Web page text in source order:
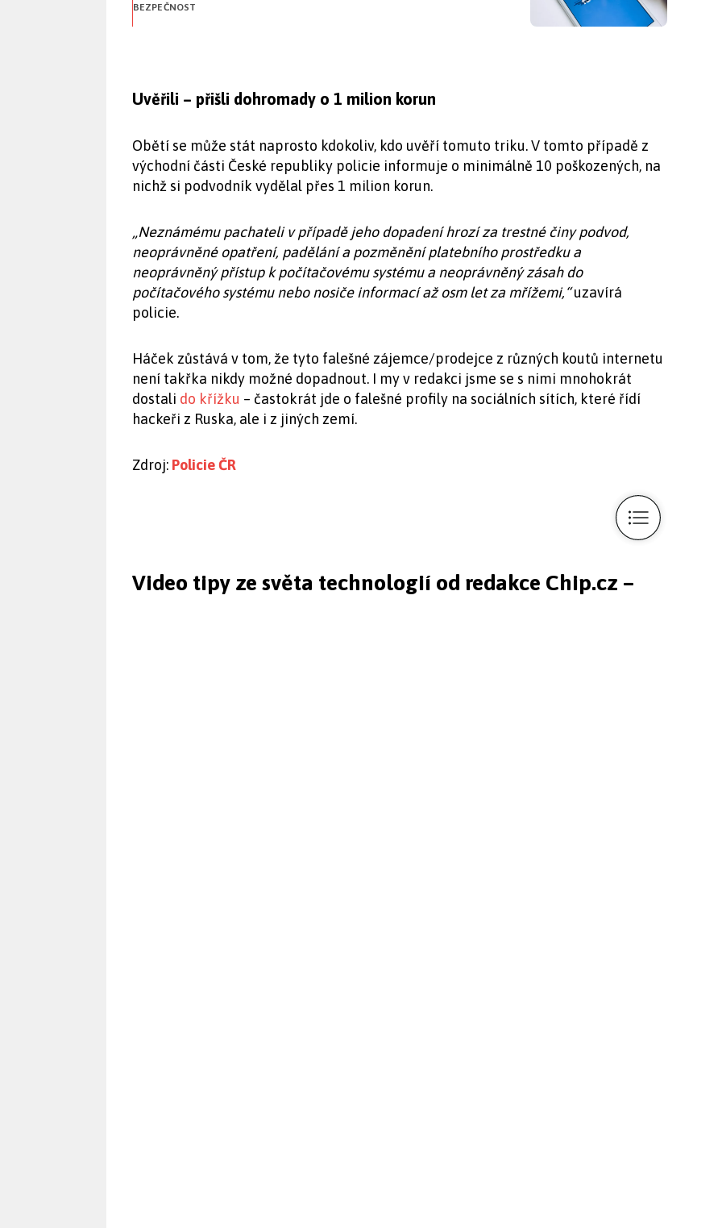
BEZPEČNOST
Uvěřili – přišli dohromady o 1 milion korun
Obětí se může stát naprosto kdokoliv, kdo uvěří tomuto triku. V tomto případě z
východní části České republiky policie informuje o minimálně 10 poškozených, na
nichž si podvodník vydělal přes 1 milion korun.
„Neznámému pachateli v případě jeho dopadení hrozí za trestné činy podvod,
neoprávněné opatření, padělání a pozměnění platebního prostředku a
neoprávněný přístup k počítačovému systému a neoprávněný zásah do
počítačového systému nebo nosiče informací až osm let za mřížemi,“uzavírá
policie.
Háček zůstává v tom, že tyto falešné zájemce/prodejce z různých koutů internetu
není takřka nikdy možné dopadnout. I my v redakci jsme se s nimi mnohokrát
dostali do křížku – častokrát jde o falešné profily na sociálních sítích, které řídí
hackeři z Ruska, ale i z jiných zemí.
Zdroj: Policie ČR
Video tipy ze světa technologií od redakce Chip.cz –